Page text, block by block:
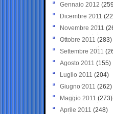
Gennaio 2012
Dicembre 2011
Novembre 2011
Ottobre 2011 (283)
Settembre 2011
Agosto 2011 (155)
Luglio 2011 (204)
Giugno 2011 (262)
Maggio 2011 (273)
Aprile 2011 (248)